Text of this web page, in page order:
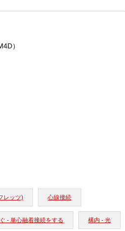
）
レッツ) 心線接続
- 単心融着接続をする 構内 - 光